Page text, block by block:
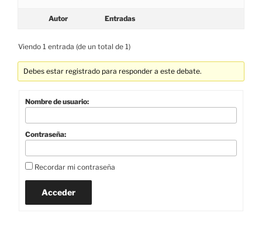
Autor Entradas
Viendo 1 entrada (de un total de 1)
Debes estar registrado para responder a este debate.
Nombre de usuario:
Contraseña:
Recordar mi contraseña
Acceder